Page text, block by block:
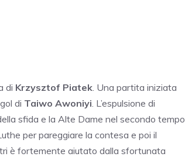
di Krzysztof Piatek. Una partita iniziata
di Taiwo Awoniyi. L’espulsione di
sfida e la Alte Dame nel secondo tempo
per pareggiare la contesa e poi il
è fortemente aiutato dalla sfortunata